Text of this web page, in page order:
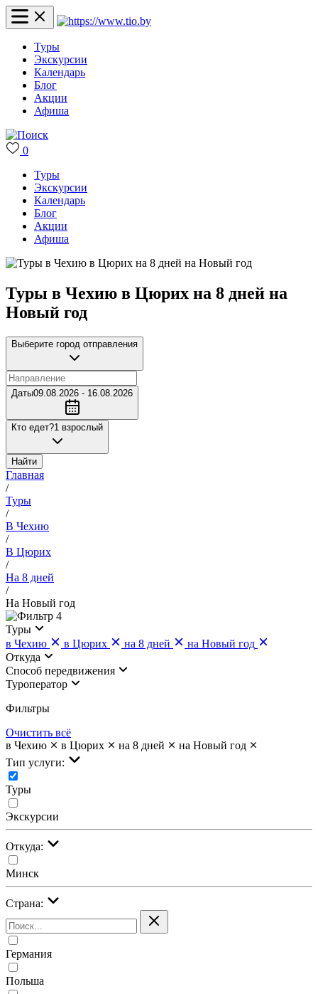
Туры
Экскурсии
Календарь
Блог
Акции
Афиша
0
Туры
Экскурсии
Календарь
Блог
Акции
Афиша
Туры в Чехию в Цюрих на 8 дней на
Новый год
Выберите город отправления
Даты09.08.2026 - 16.08.2026
Кто едет?1 взрослый
Найти
Главная
/
Туры
/
В Чехию
/
В Цюрих
/
На 8 дней
/
На Новый год
4
Туры
в Чехию
в Цюрих на 8 дней
на Новый год
Откуда
Cпособ передвижения
Туроператор
Фильтры
Очистить всё
в Чехию
в Цюрих на 8 дней
на Новый год
Тип услуги:
Туры
Экскурсии
Откуда:
Минск
Страна:
Германия
Польша